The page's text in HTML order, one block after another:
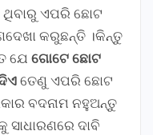
ଥିବାରୁ ଏପରି ଛୋଟ
କରୁଛନ୍ତି ।କିନ୍ତୁ
ଯେ ଗୋଟେ ଛୋଟ
ତେଣୁ ଏପରି ଛୋଟ
ବଦନାମ ନହୁଅନ୍ତୁ
ସାଧାରଣରେ ଦାବି